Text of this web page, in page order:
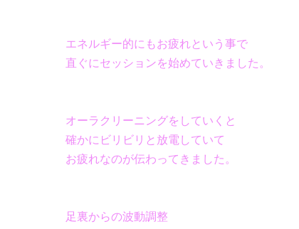
エネルギー的にもお疲れという事で
直ぐにセッションを始めていきました。
オーラクリーニングをしていくと
確かにビリビリと放電していて
お疲れなのが伝わってきました。
足裏からの波動調整